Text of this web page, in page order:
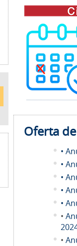
Oferta
•
•
•
•
•
•
•